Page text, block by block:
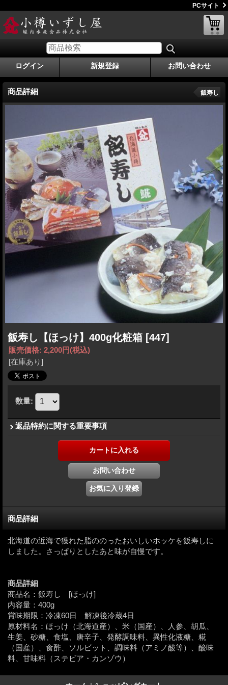
PCサイト
ログイン 新規登録 お問い合わせ
商品詳細 飯寿し
飯寿し【ほっけ】400g化粧箱 [447]
販売価格: 2,200円(税込)
[在庫あり]
数量:
返品特約に関する重要事項
商品詳細
北海道の近海で獲れた脂ののったおいしいホッケを飯寿しに
しました。さっぱりとしたあと味が自慢です。
商品詳細
商品名：飯寿し [ほっけ]
内容量：400g
賞味期限：冷凍60日 解凍後冷蔵4日
原材料名：ほっけ（北海道産）、米（国産）、人参、胡瓜、
生姜、砂糖、食塩、唐辛子、発酵調味料、異性化液糖、糀
（国産）、食酢、ソルビット、調味料（アミノ酸等）、酸味
料、甘味料（ステビア・カンゾウ）